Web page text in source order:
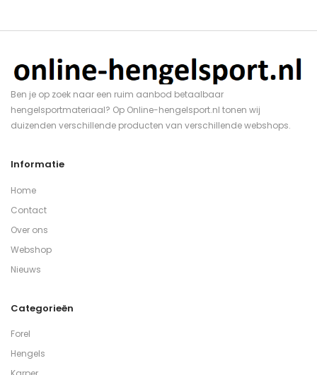
Ben je op zoek naar een ruim aanbod betaalbaar
hengelsportmateriaal? Op Online-hengelsport.nl tonen wij
duizenden verschillende producten van verschillende webshops.
Informatie
Home
Contact
Over ons
Webshop
Nieuws
Categorieën
Forel
Hengels